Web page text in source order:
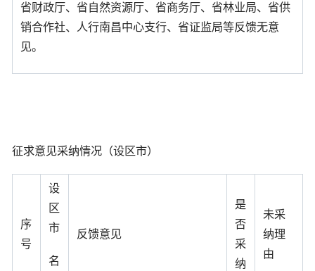
省财政厅、省自然资源厅、省商务厅、省林业局、省供
销合作社、人行南昌中心支行、省证监局等反馈无意
见。
征求意见采纳情况（设区市）
序
号
设
区
市
名
反馈意见
是
否
采
纳
未采
纳理
由